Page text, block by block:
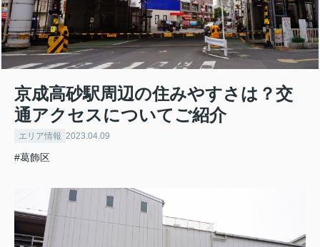
京成高砂駅周辺の住みやすさは？交
通アクセスについてご紹介
エリア情報 2023.04.09
#葛飾区